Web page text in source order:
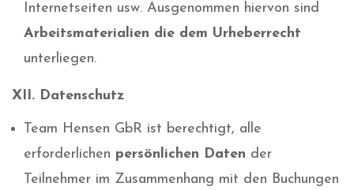
Internetseiten usw. Ausgenommen hiervon sind
Arbeitsmaterialien die dem Urheberrecht
unterliegen.
XII. Datenschutz
Team Hensen GbR ist berechtigt, alle
erforderlichen persönlichen Daten der
Teilnehmer im Zusammenhang mit den Buchungen